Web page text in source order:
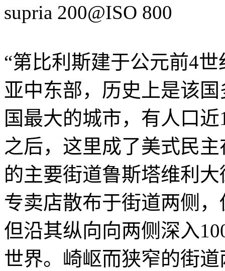
supria 200@ISO 800
“第比利斯建于公元前4
亚中东部，历史上是该
国最大的城市，有人口
之后，这里成了美式民
的主要街道鲁斯塔维利
专卖店散布于街道两侧
但沿其纵向向两侧深入
世界。崎岖而狭窄的街